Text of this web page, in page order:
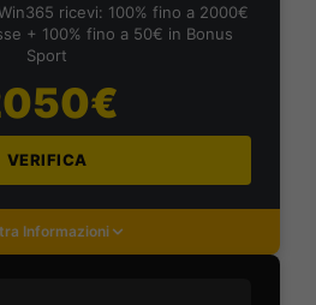
ricevi: 100% fino a 2000€
+ 100% fino a 50€ in Bonus
Sport
VERIFICA
Informazioni